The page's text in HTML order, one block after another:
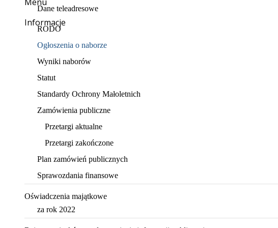
Dane teleadresowe
Informacje
RODO
Ogłoszenia o naborze
Wyniki naborów
Statut
Standardy Ochrony Małoletnich
Zamówienia publiczne
Przetargi aktualne
Przetargi zakończone
Plan zamówień publicznych
Sprawozdania finansowe
Oświadczenia majątkowe
za rok 2022